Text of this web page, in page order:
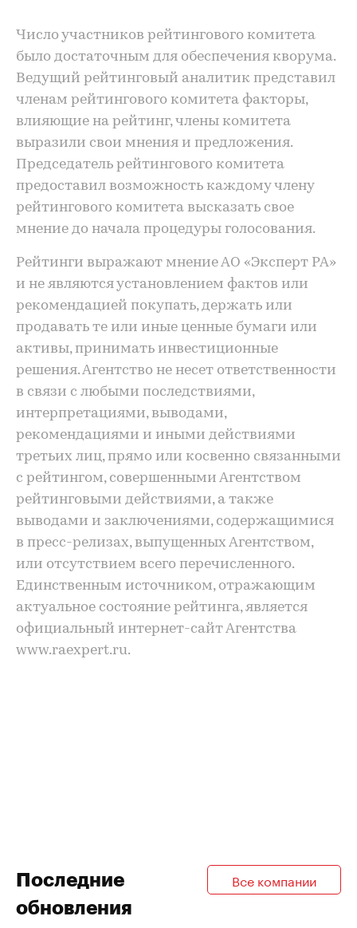
Число участников рейтингового комитета
было достаточным для обеспечения кворума.
Ведущий рейтинговый аналитик представил
членам рейтингового комитета факторы,
влияющие на рейтинг, члены комитета
выразили свои мнения и предложения.
Председатель рейтингового комитета
предоставил возможность каждому члену
рейтингового комитета высказать свое
мнение до начала процедуры голосования.
Рейтинги выражают мнение АО «Эксперт РА»
и не являются установлением фактов или
рекомендацией покупать, держать или
продавать те или иные ценные бумаги или
активы, принимать инвестиционные
решения. Агентство не несет ответственности
в связи с любыми последствиями,
интерпретациями, выводами,
рекомендациями и иными действиями
третьих лиц, прямо или косвенно связанными
с рейтингом, совершенными Агентством
рейтинговыми действиями, а также
выводами и заключениями, содержащимися
в пресс-релизах, выпущенных Агентством,
или отсутствием всего перечисленного.
Единственным источником, отражающим
актуальное состояние рейтинга, является
официальный интернет-сайт Агентства
www.raexpert.ru.
Последние
обновления
Все компании